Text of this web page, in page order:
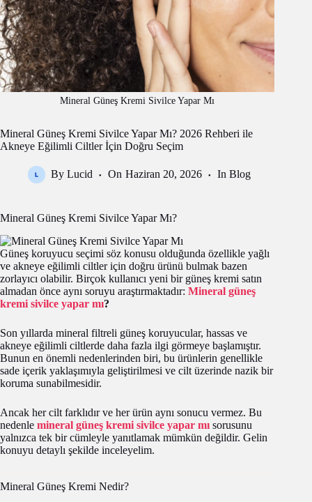
Mineral Güneş Kremi Sivilce Yapar Mı
Mineral Güneş Kremi Sivilce Yapar Mı? 2026 Rehberi ile
Akneye Eğilimli Ciltler İçin Doğru Seçim
By Lucid On Haziran 20, 2026 In Blog
Mineral Güneş Kremi Sivilce Yapar Mı?
Güneş koruyucu seçimi söz konusu olduğunda özellikle yağlı
ve akneye eğilimli ciltler için doğru ürünü bulmak bazen
zorlayıcı olabilir. Birçok kullanıcı yeni bir güneş kremi satın
almadan önce aynı soruyu araştırmaktadır: Mineral güneş
kremi sivilce yapar mı?
Son yıllarda mineral filtreli güneş koruyucular, hassas ve
akneye eğilimli ciltlerde daha fazla ilgi görmeye başlamıştır.
Bunun en önemli nedenlerinden biri, bu ürünlerin genellikle
sade içerik yaklaşımıyla geliştirilmesi ve cilt üzerinde nazik bir
koruma sunabilmesidir.
Ancak her cilt farklıdır ve her ürün aynı sonucu vermez. Bu
nedenle mineral güneş kremi sivilce yapar mı sorusunu
yalnızca tek bir cümleyle yanıtlamak mümkün değildir. Gelin
konuyu detaylı şekilde inceleyelim.
Mineral Güneş Kremi Nedir?